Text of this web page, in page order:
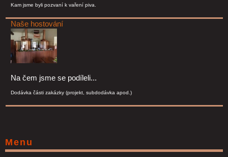
Kam jsme byli pozvaní k vaření piva.
Naše hostování
Na čem jsme se podíleli...
Dodávka části zakázky (projekt, subdodávka apod.)
Menu